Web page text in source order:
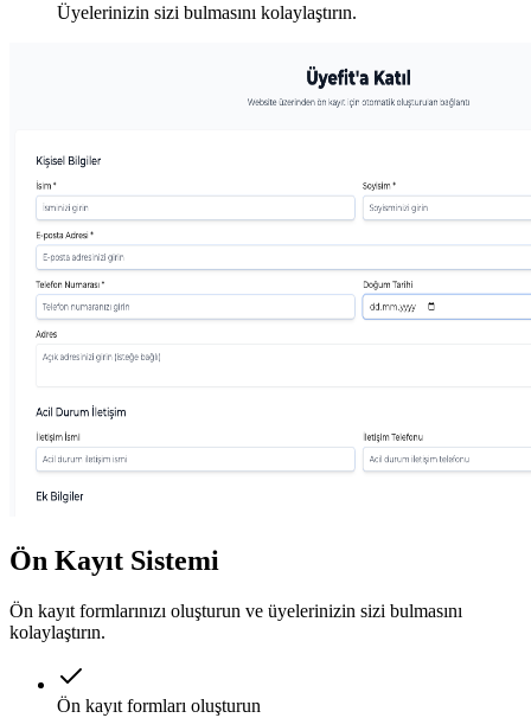
Üyelerinizin sizi bulmasını kolaylaştırın.
Ön Kayıt Sistemi
Ön kayıt formlarınızı oluşturun ve üyelerinizin sizi bulmasını
kolaylaştırın.
Ön kayıt formları oluşturun